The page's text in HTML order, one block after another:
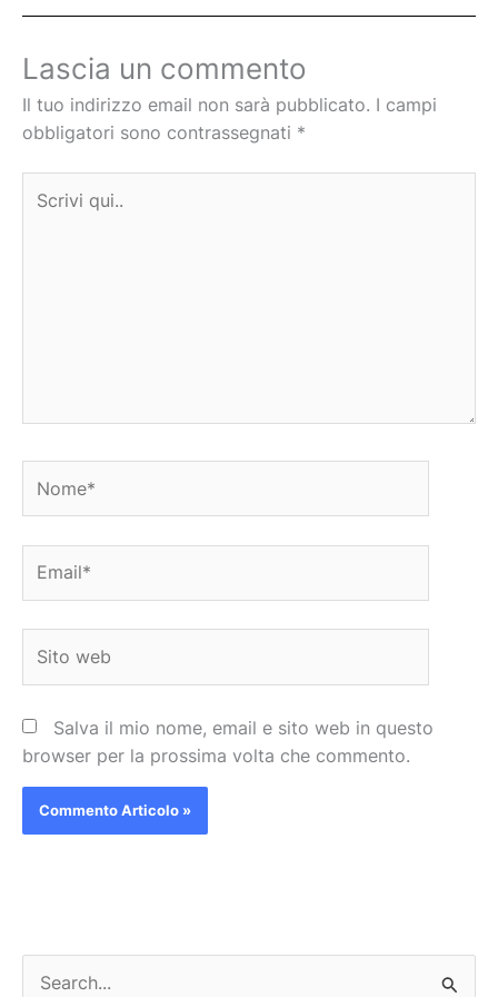
Lascia un commento
Il tuo indirizzo email non sarà pubblicato. I campi
obbligatori sono contrassegnati *
qui..
web
Salva il mio nome, email e sito web in questo
browser per la prossima volta che commento.